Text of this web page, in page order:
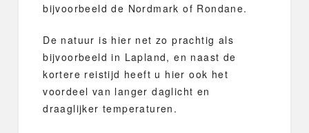
bijvoorbeeld de Nordmark of Rondane.
De natuur is hier net zo prachtig als
bijvoorbeeld in Lapland, en naast de
kortere reistijd heeft u hier ook het
voordeel van langer daglicht en
draaglijker temperaturen.